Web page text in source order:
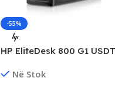
-55%
HP EliteDesk 800 G1 USDT
Gen4, 16GB RAM, 256GB
Në Stok